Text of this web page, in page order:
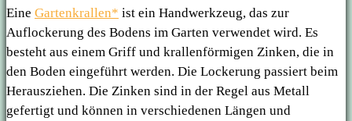
Eine Gartenkrallen* ist ein Handwerkzeug, das zur
Auflockerung des Bodens im Garten verwendet wird. Es
besteht aus einem Griff und krallenförmigen Zinken, die in
den Boden eingeführt werden. Die Lockerung passiert beim
Herausziehen. Die Zinken sind in der Regel aus Metall
gefertigt und können in verschiedenen Längen und